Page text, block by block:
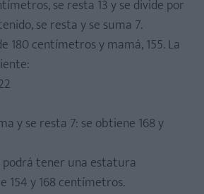
se resta 13 y se divide por
se resta y se suma 7.
180 centímetros y mamá, 155. La
y se resta 7: se obtiene 168 y
podrá tener una estatura
154 y 168 centímetros.